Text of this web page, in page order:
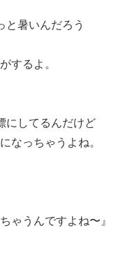
と暑いんだろう
するよ。
にしてるんだけど
なっちゃうよね。
ゃうんですよね〜』